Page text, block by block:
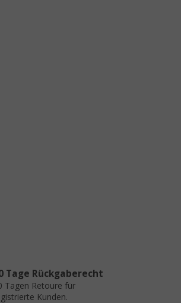
Tage Rückgaberecht
Tagen Retoure für
Kunden.